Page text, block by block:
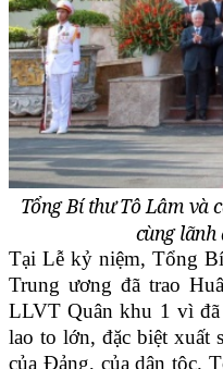
Tổng Bí thư Tô Lâm và
cùng lãnh
Tại Lễ kỷ niệm, Tổng
Trung ương đã trao
LLVT Quân khu 1 vì đã
lao to lớn, đặc biệt xuất
của Đảng, của dân tộc.